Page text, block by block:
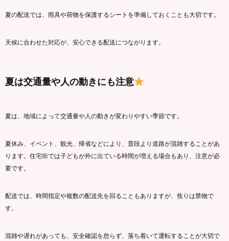
夏の配送では、雨具や荷物を保護するシートを準備しておくことも大切です。
天候に合わせた対応が、安心できる配送につながります。
夏は交通量や人の動きにも注意
夏は、地域によって交通量や人の動きが変わりやすい季節です。
夏休み、イベント、観光、帰省などにより、普段より道路が混雑することがあ
ります。住宅街では子どもが外に出ている時間が増える場合もあり、注意が必
要です。
配送では、時間指定や複数の配送先を回ることもありますが、焦りは禁物で
す。
混雑や遅れがあっても、安全確認を怠らず、落ち着いて運転することが大切で